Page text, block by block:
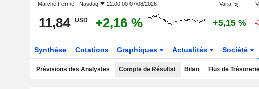
Marché Fermé - Nasdaq 22:00:00 07/08/2026 Varia. 5j.
11,84 USD +2,16 % +5,15 %
Synthèse Cotations Graphiques Actualités Société
Prévisions des Analystes Compte de Résultat Bilan Flux de